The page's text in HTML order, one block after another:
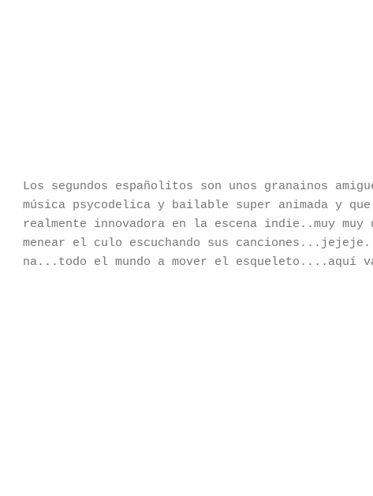
Los segundos españolitos son unos granainos
música psycodelica y bailable super animada y
realmente innovadora en la escena indie..muy
menear el culo escuchando sus
na...todo el mundo a mover el esqueleto....aquí